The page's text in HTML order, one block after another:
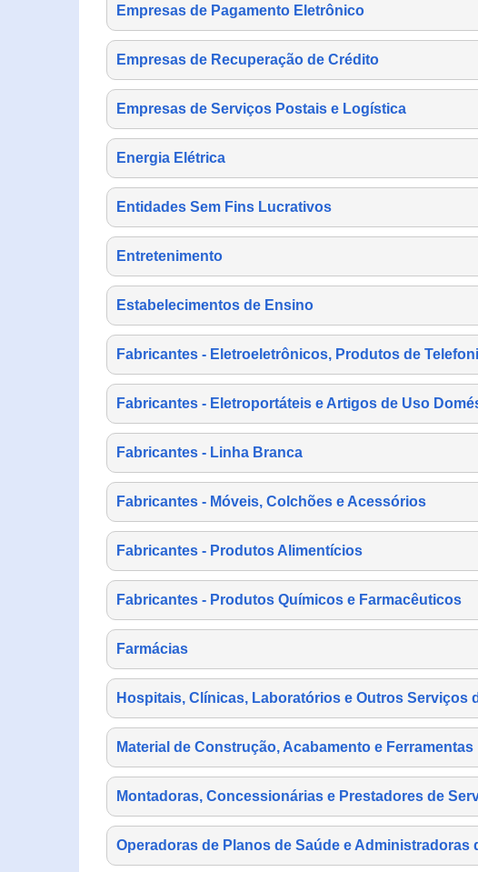
Empresas de Pagamento Eletrônico
Empresas de Recuperação de Crédito
Empresas de Serviços Postais e Logística
Energia Elétrica
Entidades Sem Fins Lucrativos
Entretenimento
Estabelecimentos de Ensino
Fabricantes - Eletroeletrônicos, Produtos de
Fabricantes - Eletroportáteis e Artigos de Uso
Fabricantes - Linha Branca
Fabricantes - Móveis, Colchões e Acessórios
Fabricantes - Produtos Alimentícios
Fabricantes - Produtos Químicos e Farmacêuticos
Farmácias
Hospitais, Clínicas, Laboratórios e Outros Serviços
Material de Construção, Acabamento e Ferramentas
Montadoras, Concessionárias e Prestadores de
Operadoras de Planos de Saúde e Administradoras